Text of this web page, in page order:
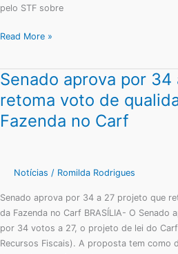
pelo STF sobre
Read More »
Senado aprova por
retoma voto de
Fazenda no Carf
Notícias / Romilda Rodrigues
Senado aprova por 34 a 27 projeto que
da Fazenda no Carf BRASÍLIA- O Senado
por 34 votos a 27, o projeto de lei do
Recursos Fiscais). A proposta tem como
Senado
por
34
projeto
retoma
voto
de
qualidade